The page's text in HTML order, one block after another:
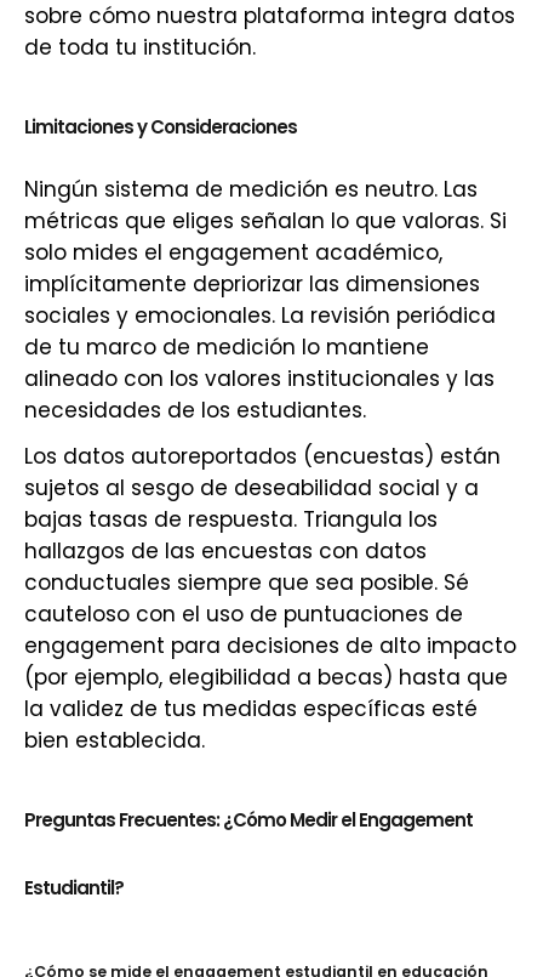
sobre cómo nuestra plataforma integra datos
de toda tu institución.
Limitaciones y Consideraciones
Ningún sistema de medición es neutro. Las
métricas que eliges señalan lo que valoras. Si
solo mides el engagement académico,
implícitamente depriorizar las dimensiones
sociales y emocionales. La revisión periódica
de tu marco de medición lo mantiene
alineado con los valores institucionales y las
necesidades de los estudiantes.
Los datos autoreportados (encuestas) están
sujetos al sesgo de deseabilidad social y a
bajas tasas de respuesta. Triangula los
hallazgos de las encuestas con datos
conductuales siempre que sea posible. Sé
cauteloso con el uso de puntuaciones de
engagement para decisiones de alto impacto
(por ejemplo, elegibilidad a becas) hasta que
la validez de tus medidas específicas esté
bien establecida.
Preguntas Frecuentes: ¿Cómo Medir el Engagement
Estudiantil?
¿Cómo se mide el engagement estudiantil en educación